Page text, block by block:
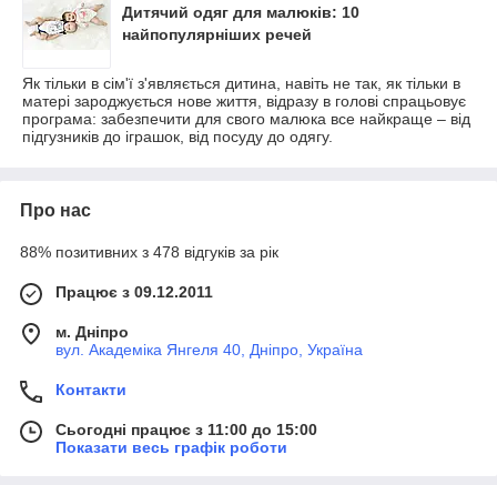
Дитячий одяг для малюків: 10
найпопулярніших речей
Як тільки в сім'ї з'являється дитина, навіть не так, як тільки в
матері зароджується нове життя, відразу в голові спрацьовує
програма: забезпечити для свого малюка все найкраще – від
підгузників до іграшок, від посуду до одягу.
Про нас
88% позитивних з 478 відгуків за рік
Працює з 09.12.2011
м. Дніпро
вул. Академіка Янгеля 40, Дніпро, Україна
Контакти
Сьогодні працює з 11:00 до 15:00
Показати весь графік роботи